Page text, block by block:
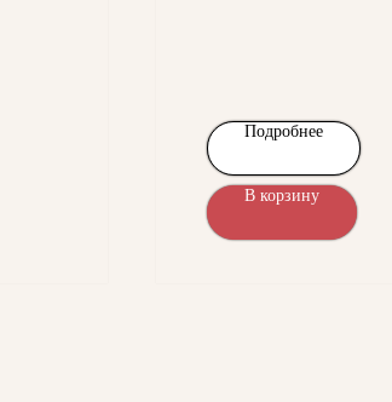
Подробнее
В корзину